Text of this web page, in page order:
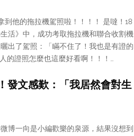
到他的拖拉機駕照啦！！！！ 是噠！18
活》中，成功考取拖拉機和聯合收割機
出了駕照：「瞞不住了！我也是有證的
的證照怎麼也這麼好看啊！！！…
發文感歎：「我居然會對生
博一向是小編歡樂的泉源，結果沒想到